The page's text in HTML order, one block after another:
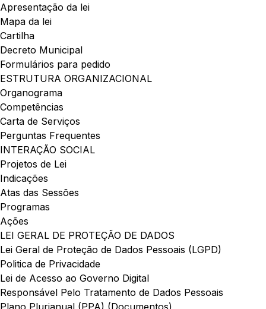
Apresentação da lei
Mapa da lei
Cartilha
Decreto Municipal
Formulários para pedido
ESTRUTURA ORGANIZACIONAL
Organograma
Competências
Carta de Serviços
Perguntas Frequentes
INTERAÇÃO SOCIAL
Projetos de Lei
Indicações
Atas das Sessões
Programas
Ações
LEI GERAL DE PROTEÇÃO DE DADOS
Lei Geral de Proteção de Dados Pessoais (LGPD)
Politica de Privacidade
Lei de Acesso ao Governo Digital
Responsável Pelo Tratamento de Dados Pessoais
Plano Plurianual (PPA) (Documentos)